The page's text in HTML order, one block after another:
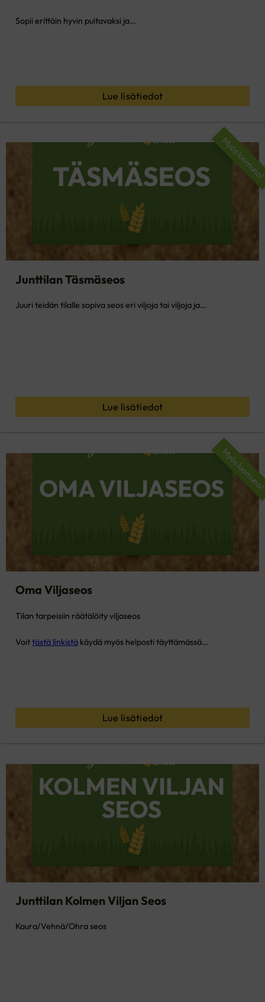
Sopii erittäin hyvin puitavaksi ja…
Lue lisätiedot
Myös
Junttilan Täsmäseos
Juuri teidän tilalle sopiva seos eri viljoja tai viljoja ja…
Lue lisätiedot
Myös
Oma Viljaseos
Tilan tarpeisiin räätälöity viljaseos
Voittästä linkistä käydä myös helposti täyttämässä…
Lue lisätiedot
Junttilan Kolmen Viljan Seos
Kaura/Vehnä/Ohra seos